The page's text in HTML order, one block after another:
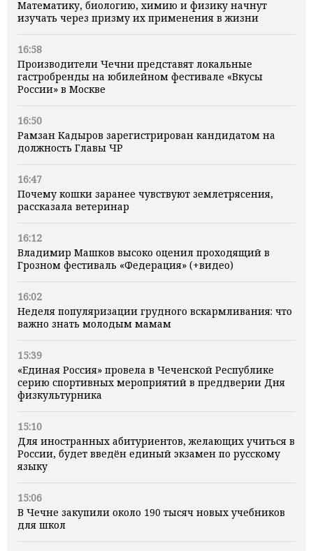
Математику, биологию, химию и физику начнут
изучать через призму их применения в жизни
16:58
Производители Чечни представят локальные
гастробренды на юбилейном фестивале «Вкусы
России» в Москве
16:50
Рамзан Кадыров зарегистрирован кандидатом на
должность Главы ЧР
16:47
Почему кошки заранее чувствуют землетрясения,
рассказала ветеринар
16:12
Владимир Машков высоко оценил проходящий в
Грозном фестиваль «Федерация» (+видео)
16:02
Неделя популяризации грудного вскармливания: что
важно знать молодым мамам
15:39
«Единая Россия» провела в Чеченской Республике
серию спортивных мероприятий в преддверии Дня
физкультурника
15:10
Для иностранных абитуриентов, желающих учиться в
России, будет введён единый экзамен по русскому
языку
15:06
В Чечне закупили около 190 тысяч новых учебников
для школ